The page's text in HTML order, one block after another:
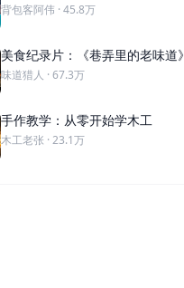
背包客阿伟 · 45.8万
美食纪录片：《巷弄里的老味道》
味道猎人 · 67.3万
手作教学：从零开始学木工
木工老张 · 23.1万